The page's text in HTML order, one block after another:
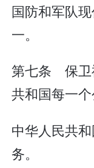
国防和军队
一。
第七条 保卫
共和国每一个
中华人民共
务。